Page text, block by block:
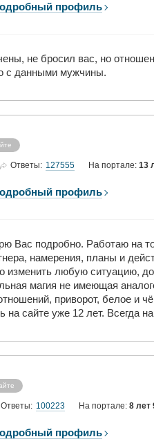
профиль
не бросил вас, но
с данными мужчины.
Ответы: 127555 На портале: 13
профиль
Вас подробно. Работаю на
намерения, планы и
любую ситуацию,
магия не имеющая
приворот, белое и
на сайте уже 12 лет.
Ответы: 100223 На портале: 8 лет
профиль